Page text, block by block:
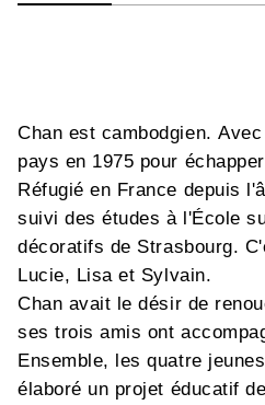
Chan est cambodgien.
pays en 1975 pour
Réfugié en France depuis
suivi des études à l'École
décoratifs de Strasbourg.
Lucie, Lisa et Sylvain.
Chan avait le désir de
ses trois amis ont
Ensemble, les quatre
élaboré un projet éducatif